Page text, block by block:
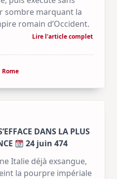
sombre marquant la
romain d’Occident.
Lire l'article complet
Rome
DANS LA PLUS
24 juin 474
Italie déjà exsangue,
la pourpre impériale